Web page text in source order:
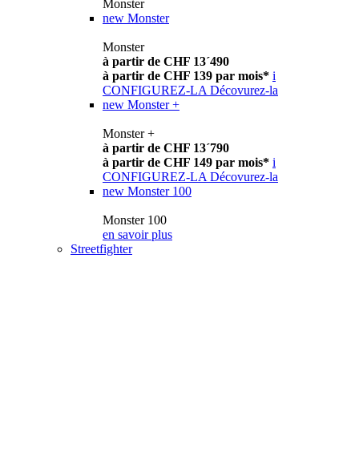
Monster
new Monster
Monster
à partir de CHF 13´490
à partir de CHF 139 par mois* i
CONFIGUREZ-LA Décovurez-la
new Monster +
Monster +
à partir de CHF 13´790
à partir de CHF 149 par mois* i
CONFIGUREZ-LA Décovurez-la
new Monster 100
Monster 100
en savoir plus
Streetfighter